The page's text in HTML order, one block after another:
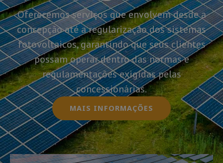
Oferecemos serviços que envolvem desde a
concepção até a regularização dos sistemas
fotovoltaicos, garantindo que seus clientes
possam operar dentro das normas e
regulamentações exigidas pelas
concessionárias.
MAIS INFORMAÇÕES